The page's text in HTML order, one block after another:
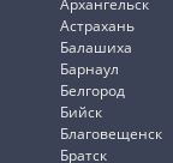
Архангельск
Астрахань
Балашиха
Барнаул
Белгород
Бийск
Благовещенск
Братск